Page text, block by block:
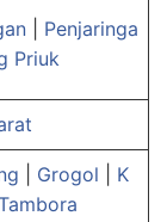
Penjaringa
Priuk
Grogol
K